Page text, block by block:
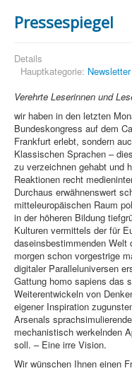
Pressespiegel
Details
Hauptkategorie: Newsletter
Verehrte Leserinnen und
wir haben in den letzten
Bundeskongress auf dem
Frankfurt erlebt, sondern
Klassischen Sprachen –
zu verzeichnen gehabt und
Reaktionen recht
Durchaus erwähnenswert
mitteleuropäischen Raum
in der höheren Bildung
Kulturen vermittels der für
daseinsbestimmenden Welt
morgen schon vorgestrige
digitaler Paralleluniversen
Gattung homo sapiens das
Weiterentwickeln von
eigener Inspiration
Arsenals
mechanistisch werkelnden
soll. – Eine irre Vision.
Wir wünschen Ihnen einen